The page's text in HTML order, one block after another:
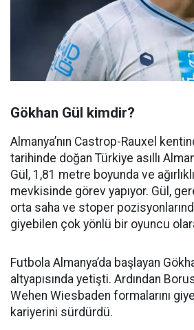
Gökhan Gül kimdir?
Almanya’nın Castrop-Rauxel
tarihinde doğan Türkiye asıllı
Gül, 1,81 metre boyunda ve
mevkisinde görev yapıyor. Gül,
orta saha ve stoper
giyebilen çok yönlü bir oyuncu
Futbola Almanya’da başlayan
altyapısında yetişti. Ardından
Wehen Wiesbaden formalarını
kariyerini sürdürdü.